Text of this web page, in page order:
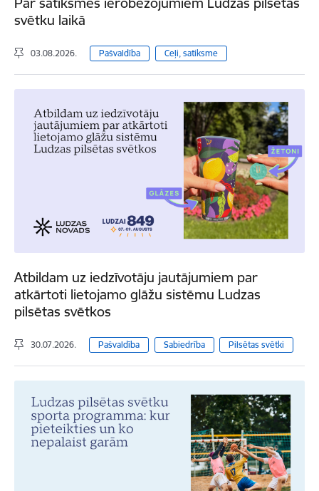
svētku laikā
03.08.2026. Pašvaldība Ceļi, satiksme
Atbildam uz iedzīvotāju jautājumiem par
atkārtoti lietojamo glāžu sistēmu Ludzas
pilsētas svētkos
30.07.2026. Pašvaldība Sabiedrība Pilsētas svētki